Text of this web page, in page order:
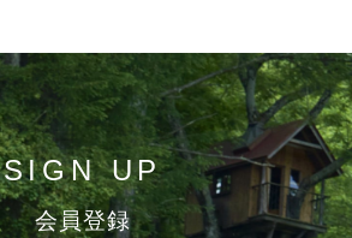
SIGN UP
会員登録